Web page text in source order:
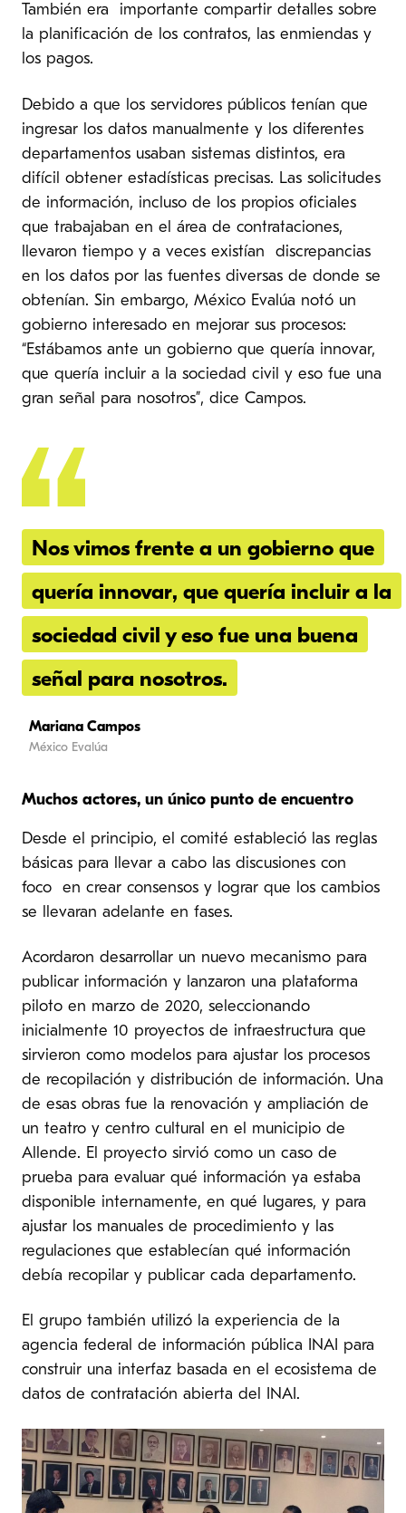
También era importante compartir detalles sobre
la planificación de los contratos, las enmiendas y
los pagos.
Debido a que los servidores públicos tenían que
ingresar los datos manualmente y los diferentes
departamentos usaban sistemas distintos, era
difícil obtener estadísticas precisas. Las solicitudes
de información, incluso de los propios oficiales
que trabajaban en el área de contrataciones,
llevaron tiempo y a veces existían discrepancias
en los datos por las fuentes diversas de donde se
obtenían. Sin embargo, México Evalúa notó un
gobierno interesado en mejorar sus procesos:
“Estábamos ante un gobierno que quería innovar,
que quería incluir a la sociedad civil y eso fue una
gran señal para nosotros”, dice Campos.
Nos vimos frente a un gobierno que
quería innovar, que quería incluir a la
sociedad civil y eso fue una buena
señal para nosotros.
Mariana Campos
México Evalúa
Muchos actores, un único punto de encuentro
Desde el principio, el comité estableció las reglas
básicas para llevar a cabo las discusiones con
foco en crear consensos y lograr que los cambios
se llevaran adelante en fases.
Acordaron desarrollar un nuevo mecanismo para
publicar información y lanzaron una plataforma
piloto en marzo de 2020, seleccionando
inicialmente 10 proyectos de infraestructura que
sirvieron como modelos para ajustar los procesos
de recopilación y distribución de información. Una
de esas obras fue la renovación y ampliación de
un teatro y centro cultural en el municipio de
Allende. El proyecto sirvió como un caso de
prueba para evaluar qué información ya estaba
disponible internamente, en qué lugares, y para
ajustar los manuales de procedimiento y las
regulaciones que establecían qué información
debía recopilar y publicar cada departamento.
El grupo también utilizó la experiencia de la
agencia federal de información pública INAI para
construir una interfaz basada en el ecosistema de
datos de contratación abierta del INAI.